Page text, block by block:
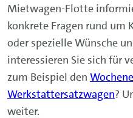
Mietwagen-Flotte
konkrete Fragen rund um
oder spezielle Wünsche
interessieren Sie sich für
zum Beispiel den
Werkstattersatzwagen?
weiter.